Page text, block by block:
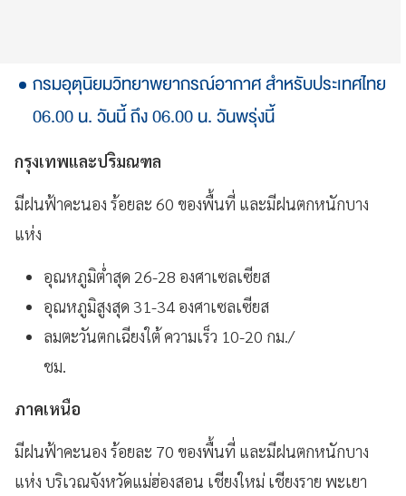
กรมอุตุนิยมวิทยาพยากรณ์อากาศ สำหรับประเทศไทย
06.00 น. วันนี้ ถึง 06.00 น. วันพรุ่งนี้
กรุงเทพและปริมณฑล
มีฝนฟ้าคะนอง ร้อยละ 60 ของพื้นที่ และมีฝนตกหนักบาง
แห่ง
อุณหภูมิต่ำสุด 26-28 องศาเซลเซียส
อุณหภูมิสูงสุด 31-34 องศาเซลเซียส
ลมตะวันตกเฉียงใต้ ความเร็ว 10-20 กม./
ชม.
ภาคเหนือ
มีฝนฟ้าคะนอง ร้อยละ 70 ของพื้นที่ และมีฝนตกหนักบาง
แห่ง บริเวณจังหวัดแม่ฮ่องสอน เชียงใหม่ เชียงราย พะเยา